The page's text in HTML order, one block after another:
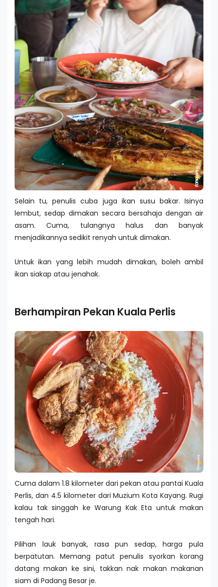
Selain tu, penulis cuba juga ikan susu bakar. Isinya
lembut, sedap dimakan secara bersahaja dengan air
asam. Cuma, tulangnya halus dan banyak
menjadikannya sedikit renyah untuk dimakan.
Untuk ikan yang lebih mudah dimakan, boleh ambil
ikan siakap atau jenahak.
Berhampiran Pekan Kuala Perlis
Cuma dalam 1.8 kilometer dari pekan atau pantai Kuala
Perlis, dan 4.5 kilometer dari Muzium Kota Kayang. Rugi
kalau tak singgah ke Warung Kak Eta untuk makan
tengah hari.
Pilihan lauk banyak, rasa pun sedap, harga pula
berpatutan. Memang patut penulis syorkan korang
datang makan ke sini, takkan nak makan makanan
siam di Padang Besar je.